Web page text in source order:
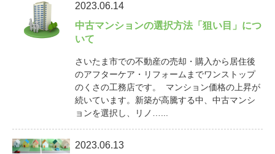
2023.06.14
中古マンションの選択方法「狙い目」につ
いて
さいたま市での不動産の売却・購入から居住後
のアフターケア・リフォームまでワンストップ
のくさの工務店です。 マンション価格の上昇が
続いています。新築が高騰する中、中古マンシ
ョンを選択し、リノ…...
2023.06.13